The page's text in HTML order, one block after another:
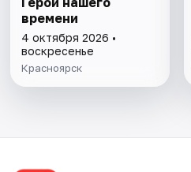
времени
4 октября 2026 •
воскресенье
Красноярск